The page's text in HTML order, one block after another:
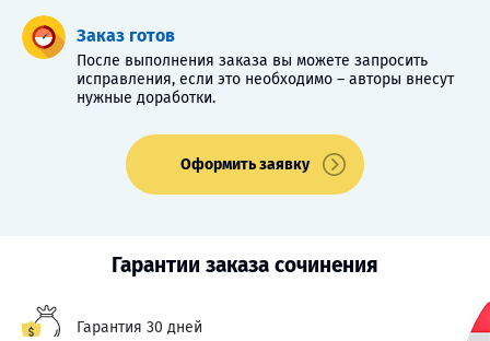
Заказ готов
После выполнения заказа вы можете запросить
исправления, если это необходимо – авторы внесут
нужные доработки.
Оформить заявку
Гарантии заказа сочинения
Гарантия 30 дней